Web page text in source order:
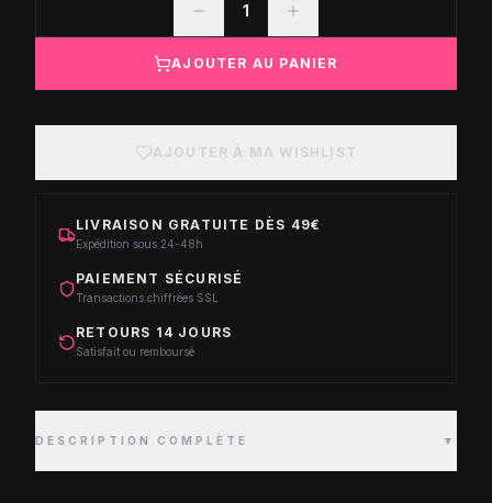
1
AJOUTER AU PANIER
AJOUTER À MA WISHLIST
LIVRAISON GRATUITE DÈS 49€
Expédition sous 24-48h
PAIEMENT SÉCURISÉ
Transactions chiffrées SSL
RETOURS 14 JOURS
Satisfait ou remboursé
DESCRIPTION COMPLÈTE ▼